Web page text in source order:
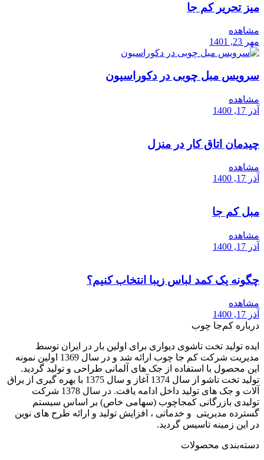
میز تحریر کم جا
مشاهده
مهر 23, 1401
سرویس مبل چوبی در دکوراسیون
مشاهده
آذر 17, 1400
چیدمان اتاق کار در منزل
مشاهده
آذر 17, 1400
مبل کم جا
مشاهده
آذر 17, 1400
چگونه یک کمد لباس زیبا انتخاب کنیم؟
مشاهده
آذر 17, 1400
درباره کم‌جا چوب
ایده تولید تخت تاشوی دیواری برای اولین بار در ایران توسط
مدیریت شرکت کم جا چوب ارائه شد و در سال 1369 اولین نمونه
این محصول با استفاده از جک های آلمانی طراحی و تولید گردید.
تولید تخت تاشو از سال 1374 آغاز و سال 1375 با بهره گیری از یراق
آلات و جک های تولید داخل ادامه یافت. در سال 1378 شرکت
تولیدی بازرگانی کمجاچوب (سهامی خاص) بر اساس سیستم
گسترده مدیریتی و خدماتی ، افزایش تولید و ارائه طرح های نوین
در این زمینه تاسیس گردید.
دسته‌بندی محصولات